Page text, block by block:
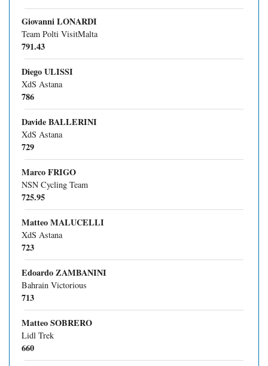
Giovanni LONARDI
Team Polti VisitMalta
791.43
Diego ULISSI
XdS Astana
786
Davide BALLERINI
XdS Astana
729
Marco FRIGO
NSN Cycling Team
725.95
Matteo MALUCELLI
XdS Astana
723
Edoardo ZAMBANINI
Bahrain Victorious
713
Matteo SOBRERO
Lidl Trek
660